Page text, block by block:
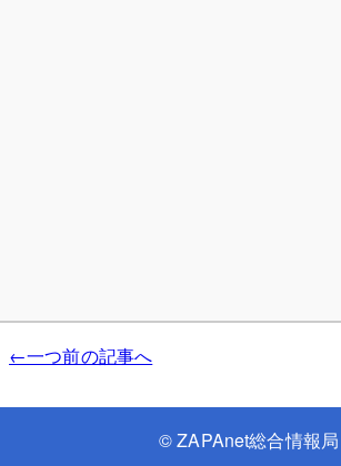
←一つ前の記事へ
©ZAPAnet総合情報局